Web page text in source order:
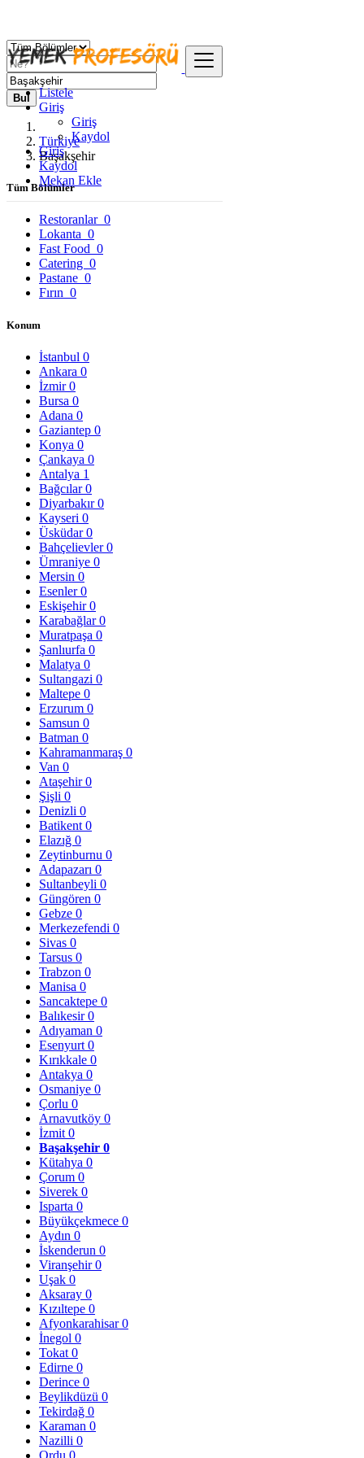
Listele
Giriş
Giriş
Kaydol
Giriş
Kaydol
Mekan Ekle
Bul
Türkiye
Başakşehir
Tüm Bölümler
Restoranlar 0
Lokanta 0
Fast Food 0
Catering 0
Pastane 0
Fırın 0
Konum
İstanbul 0
Ankara 0
İzmir0
Bursa 0
Adana 0
Gaziantep 0
Konya 0
Çankaya 0
Antalya 1
Bağcılar0
Diyarbakır0
Kayseri 0
Üsküdar0
Bahçelievler0
Ümraniye 0
Mersin 0
Esenler0
Eskişehir0
Karabağlar0
Muratpaşa 0
Şanlıurfa 0
Malatya 0
Sultangazi 0
Maltepe 0
Erzurum 0
Samsun 0
Batman 0
Kahramanmaraş 0
Van 0
Ataşehir0
Şişli 0
Denizli 0
Batikent 0
Elazığ 0
Zeytinburnu 0
Adapazarı 0
Sultanbeyli 0
Güngören 0
Gebze 0
Merkezefendi 0
Sivas 0
Tarsus 0
Trabzon 0
Manisa 0
Sancaktepe 0
Balıkesir0
Adıyaman 0
Esenyurt 0
Kırıkkale 0
Antakya 0
Osmaniye 0
Çorlu 0
Arnavutköy 0
İzmit 0
Başakşehir 0
Kütahya 0
Çorum 0
Siverek 0
Isparta 0
Büyükçekmece 0
Aydın 0
İskenderun 0
Viranşehir0
Uşak 0
Aksaray 0
Kızıltepe 0
Afyonkarahisar0
İnegol 0
Tokat 0
Edirne 0
Derince 0
Beylikdüzü 0
Tekirdağ 0
Karaman 0
Nazilli 0
Ordu 0